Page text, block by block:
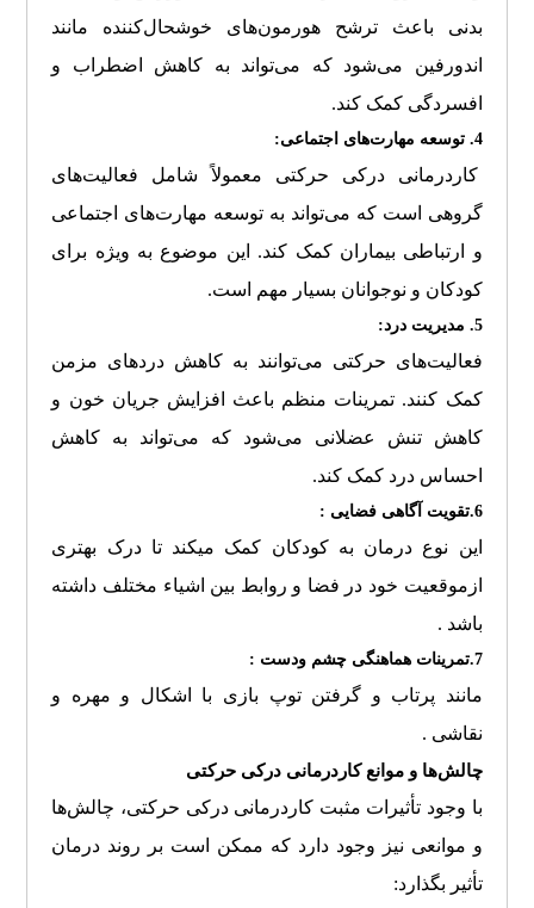
بدنی باعث ترشح هورمون‌های خوشحال‌کننده مانند
اندورفین می‌شود که می‌تواند به کاهش اضطراب و
افسردگی کمک کند.
4. توسعه مهارت‌های اجتماعی:
کاردرمانی درکی حرکتی معمولاً شامل فعالیت‌های
گروهی است که می‌تواند به توسعه مهارت‌های اجتماعی
و ارتباطی بیماران کمک کند. این موضوع به ویژه برای
کودکان و نوجوانان بسیار مهم است.
5. مدیریت درد:
فعالیت‌های حرکتی می‌توانند به کاهش دردهای مزمن
کمک کنند. تمرینات منظم باعث افزایش جریان خون و
کاهش تنش عضلانی می‌شود که می‌تواند به کاهش
احساس درد کمک کند.
6.تقویت آگاهی فضایی :
این نوع درمان به کودکان کمک میکند تا درک بهتری
ازموقعیت خود در فضا و روابط بین اشیاء مختلف داشته
باشد .
7.تمرینات هماهنگی چشم ودست :
مانند پرتاب و گرفتن توپ بازی با اشکال و مهره و
نقاشی .
چالش‌ها و موانع کاردرمانی درکی حرکتی
با وجود تأثیرات مثبت کاردرمانی درکی حرکتی، چالش‌ها
و موانعی نیز وجود دارد که ممکن است بر روند درمان
تأثیر بگذارد: